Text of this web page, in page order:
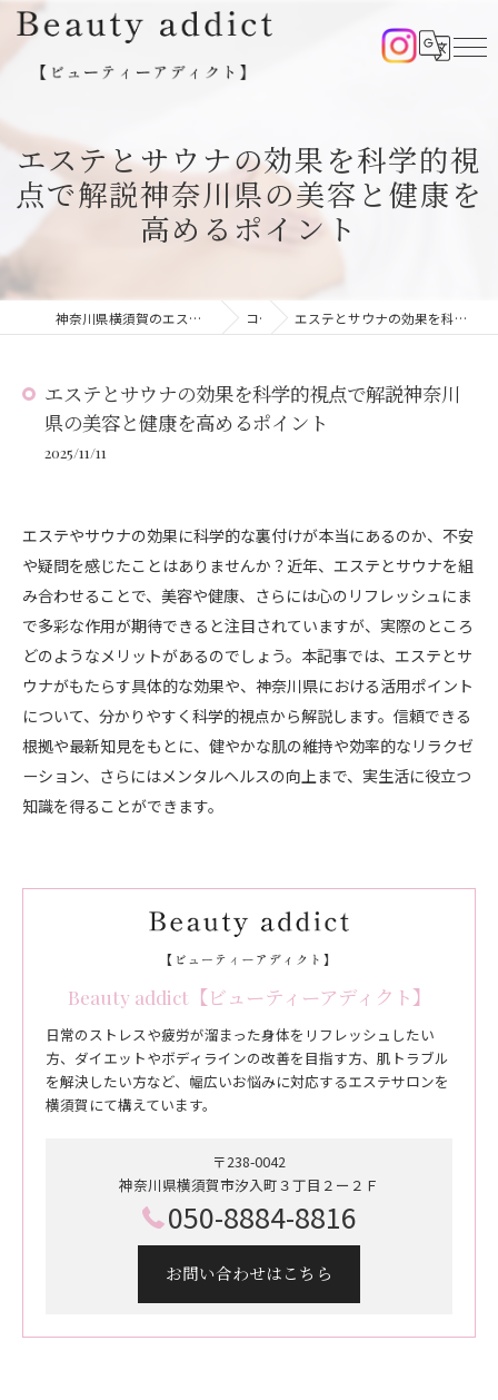
エステとサウナの効果を科学的視
点で解説神奈川県の美容と健康を
高めるポイント
神奈川県横須賀のエステならBeauty addict【ビューティーアディクト】 コラム エステとサウナの効果を科学的視点で解説神奈川県の美容と健康を高めるポイント
エステとサウナの効果を科学的視点で解説神奈川
県の美容と健康を高めるポイント
2025/11/11
エステやサウナの効果に科学的な裏付けが本当にあるのか、不安
や疑問を感じたことはありませんか？近年、エステとサウナを組
み合わせることで、美容や健康、さらには心のリフレッシュにま
で多彩な作用が期待できると注目されていますが、実際のところ
どのようなメリットがあるのでしょう。本記事では、エステとサ
ウナがもたらす具体的な効果や、神奈川県における活用ポイント
について、分かりやすく科学的視点から解説します。信頼できる
根拠や最新知見をもとに、健やかな肌の維持や効率的なリラクゼ
ーション、さらにはメンタルヘルスの向上まで、実生活に役立つ
知識を得ることができます。
Beauty addict【ビューティーアディクト】
日常のストレスや疲労が溜まった身体をリフレッシュしたい
方、ダイエットやボディラインの改善を目指す方、肌トラブル
を解決したい方など、幅広いお悩みに対応するエステサロンを
横須賀にて構えています。
〒238-0042
神奈川県横須賀市汐入町３丁目２ー２Ｆ
050-8884-8816
お問い合わせはこちら